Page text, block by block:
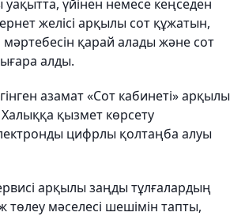
үйінен немесе кеңседен
желісі арқылы сот құжатын,
мәртебесін қарай алады және сот
алды.
азамат «Сот кабинеті» арқылы
қызмет көрсету
цифрлы қолтаңба алуы
арқылы заңды тұлғалардың
төлеу мәселесі шешімін тапты,